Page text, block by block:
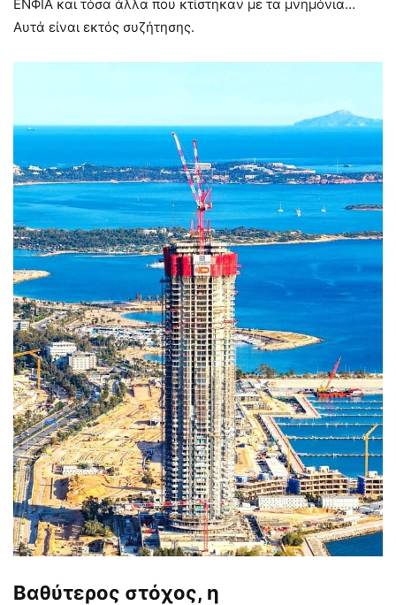
ΕΝΦΙΑ και τόσα άλλα που κτίστηκαν με τα μνημόνια…
Αυτά είναι εκτός συζήτησης.
Βαθύτερος στόχος, η